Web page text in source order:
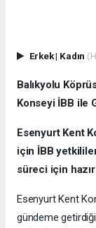
Erkek| Kadın
Balıkyolu
Konseyi İBB ile
Esenyurt Kent
için İBB
süreci için
Esenyurt Kent
gündeme